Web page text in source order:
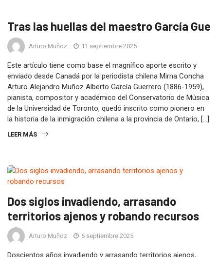
Tras las huellas del maestro García
Arturo Muñoz 11 septiembre 2025
Este artículo tiene como base el magnífico aporte escrito y
enviado desde Canadá por la periodista chilena Mirna Concha
Arturo Alejandro Muñoz Alberto García Guerrero (1886-1959),
pianista, compositor y académico del Conservatorio de Música
de la Universidad de Toronto, quedó inscrito como pionero en
la historia de la inmigración chilena a la provincia de Ontario, […]
LEER MÁS
Dos siglos invadiendo, arrasando
territorios ajenos y robando recursos
Arturo Muñoz 6 septiembre 2025
Doscientos años invadiendo y arrasando territorios ajenos,